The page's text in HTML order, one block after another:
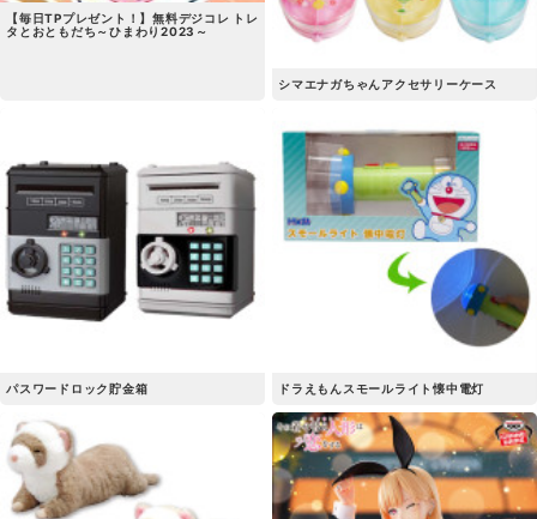
【毎日TPプレゼント！】無料デジコレ トレ
タとおともだち～ひまわり2023～
シマエナガちゃんアクセサリーケース
パスワードロック貯金箱 ドラえもんスモールライト懐中電灯